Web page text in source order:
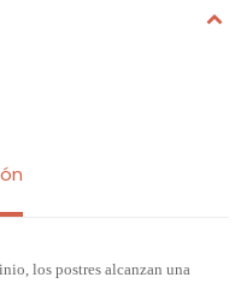
los postres alcanzan una